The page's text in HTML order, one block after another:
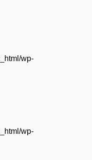
wp-
wp-